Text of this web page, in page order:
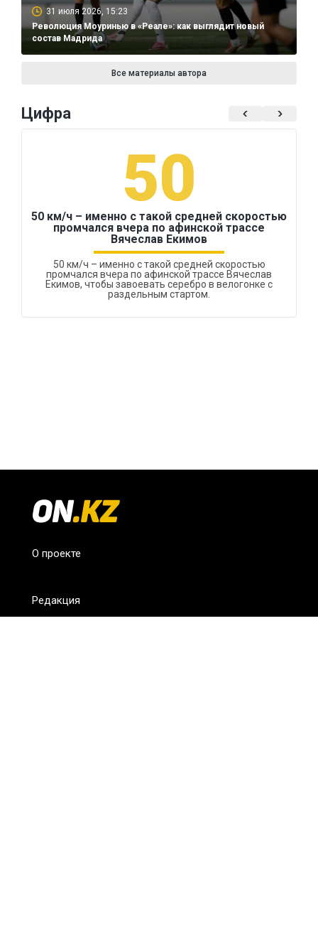
31 июля 2026, 15:23
Революция Моуринью в «Реале»: как выглядит новый
состав Мадрида
Все материалы автора
Цифра
50
50 км/ч – именно с такой средней скоростью
промчался вчера по афинской трассе
Вячеслав Екимов
50 км/ч – именно с такой средней скоростью
промчался вчера по афинской трассе Вячеслав
Екимов, чтобы завоевать серебро в велогонке с
раздельным стартом.
О проекте
Редакция